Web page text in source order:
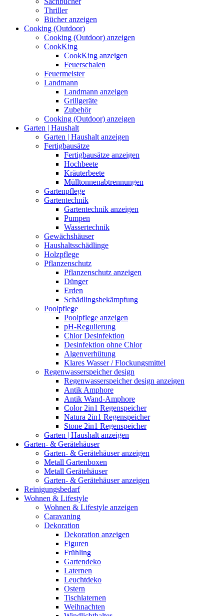
Thriller
Bücher anzeigen
Cooking (Outdoor)
Cooking (Outdoor) anzeigen
CookKing
CookKing anzeigen
Feuerschalen
Feuermeister
Landmann
Landmann anzeigen
Grillgeräte
Zubehör
Cooking (Outdoor) anzeigen
Garten | Haushalt
Garten | Haushalt anzeigen
Fertigbausätze
Fertigbausätze anzeigen
Hochbeete
Kräuterbeete
Mülltonnenabtrennungen
Gartenpflege
Gartentechnik
Gartentechnik anzeigen
Pumpen
Wassertechnik
Gewächshäuser
Haushaltsschädlinge
Holzpflege
Pflanzenschutz
Pflanzenschutz anzeigen
Dünger
Erden
Schädlingsbekämpfung
Poolpflege
Poolpflege anzeigen
pH-Regulierung
Chlor Desinfektion
Desinfektion ohne Chlor
Algenverhütung
Klares Wasser / Flockungsmittel
Regenwasserspeicher design
Regenwasserspeicher design anzeigen
Antik Amphore
Antik Wand-Amphore
Color 2in1 Regenspeicher
Natura 2in1 Regenspeicher
Stone 2in1 Regenspeicher
Garten | Haushalt anzeigen
Garten- & Gerätehäuser
Garten- & Gerätehäuser anzeigen
Metall Gartenboxen
Metall Gerätehäuser
Garten- & Gerätehäuser anzeigen
Reinigungsbedarf
Wohnen & Lifestyle
Wohnen & Lifestyle anzeigen
Caravaning
Dekoration
Dekoration anzeigen
Figuren
Frühling
Gartendeko
Laternen
Leuchtdeko
Ostern
Tischlaternen
Weihnachten